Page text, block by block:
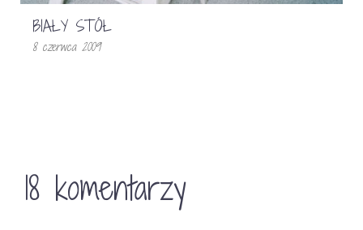
BIAŁY STÓŁ
8 czerwca 2009
18 komentarzy